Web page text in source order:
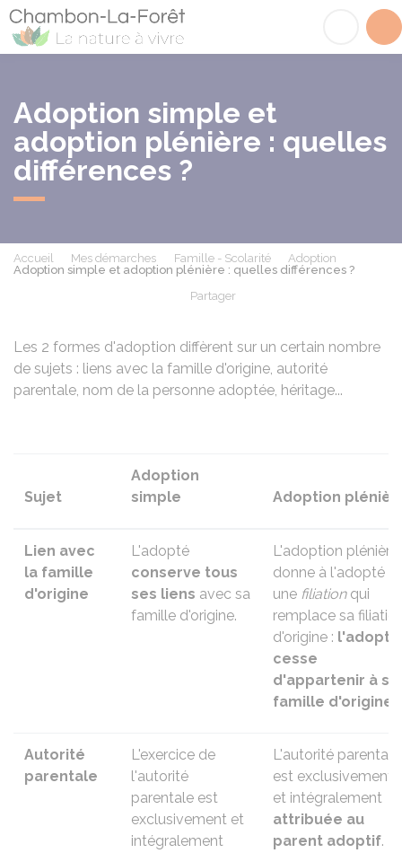
Adoption simple et
adoption plénière : quelles
différences ?
Accueil Mes démarches Famille - Scolarité
Adoption
Adoption simple et adoption plénière : quelles différences ?
Partager
Les 2 formes d'adoption diffèrent sur un certain nombre
de sujets : liens avec la famille d'origine, autorité
parentale, nom de la personne adoptée, héritage...
Sujet
Adoption
simple
Adoption
Lien avec
la famille
d'origine
L'adopté
conserve tous
ses liens avec sa
famille d'origine.
L'adoption plénière
donne à l'adopté
une filiationqui
remplace sa
d'origine : l'adopté
cesse
d'appartenir à sa
famille d'origine
Autorité
parentale
L'exercice de
l'autorité
parentale est
exclusivement et
intégralement
L'autorité parentale
est exclusivement
et intégralement
attribuée au
parent adoptif.